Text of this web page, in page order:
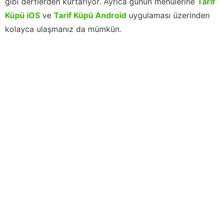
Küpü iOS ve Tarif Küpü Android uygulaması üzerinden
kolayca ulaşmanız da mümkün.